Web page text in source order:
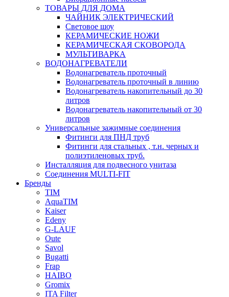
ТОВАРЫ ДЛЯ ДОМА
ЧАЙНИК ЭЛЕКТРИЧЕСКИЙ
Световое шоу
КЕРАМИЧЕСКИЕ НОЖИ
КЕРАМИЧЕСКАЯ СКОВОРОДА
МУЛЬТИВАРКА
ВОДОНАГРЕВАТЕЛИ
Водонагреватель проточный
Водонагреватель проточный в линию
Водонагреватель накопительный до 30
литров
Водонагреватель накопительный от 30
литров
Универсальные зажимные соединения
Фитинги для ПНД труб
Фитинги для стальных , т.н. черных и
полиэтиленовых труб.
Инсталляция для подвесного унитаза
Соединения MULTI-FIT
Бренды
TIM
AquaTIM
Kaiser
Edeny
G-LAUF
Oute
Savol
Bugatti
Frap
HAIBO
Gromix
ITA Filter